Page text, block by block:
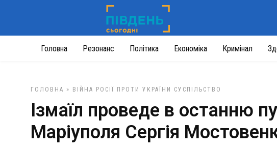
Головна Резонанс Політика Економіка Кримінал
ГОЛОВНА » ВІЙНА РОСІЇ ПРОТИ УКРАЇНИ СУСПІЛЬСТВО
Ізмаїл проведе в останню
Маріуполя Сергія